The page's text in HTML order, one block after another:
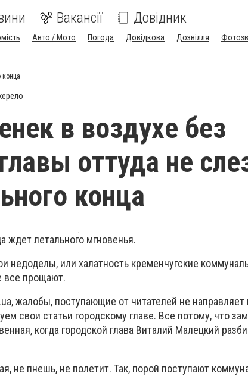
Вакансії Довідник
Авто / Мото Погода Довідкова Дозвілля
конца
в воздухе без
оттуда не
конца
ждет летального мгновенья.
недоделы, или халатность кременчугские
все прощают.
жалобы, поступающие от читателей не
свои статьи городскому главе. Все потому, что
когда городской глава Виталий Малецкий
не пнешь, не полетит. Так, порой поступают